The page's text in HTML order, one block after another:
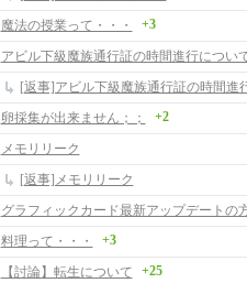
魔法の授業って・・・
+3
アビル下級魔族通行証の時間進行につい
[返事]アビル下級魔族通行証の時間進
卵採集が出来ません；；
+2
メモリリーク
[返事]メモリリーク
料理って・・・ +3
【討論】転生について +25